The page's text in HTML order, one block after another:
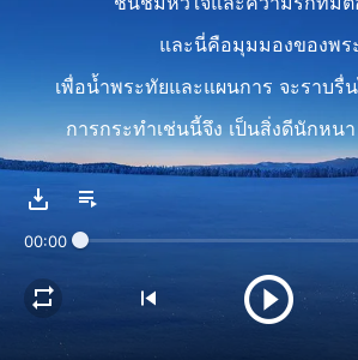
และนี่คือมุมมองของพร
เพื่อน้ำพระทัยและแผนการ จะราบรื่
การกระทำเช่นนี้จึง เป็นสิ่งดีนักหน
พระองค์จดจำเห็นค่า
ควรค่าที่จะได้รับกลับมา ได้รับประท
ดัดแปลงจาก พระวจนะฯ เล่ม 2 ว่าด้ว
พระราชกิจของพระเจ้า พระอุปนิสัยข
00:00